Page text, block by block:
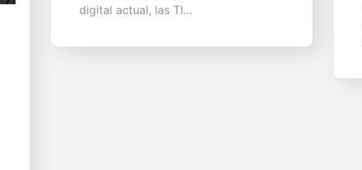
digital actual, las TI…